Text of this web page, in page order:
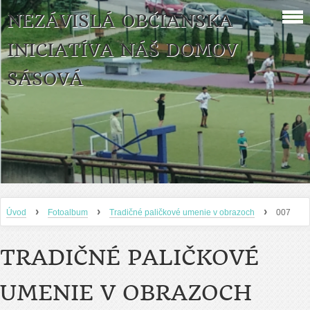
NEZÁVISLÁ OBČIANSKA
INICIATÍVA NÁŠ DOMOV
SÁSOVÁ
Úvod › Fotoalbum › Tradičné paličkové umenie v obrazoch › 007
TRADIČNÉ PALIČKOVÉ
UMENIE V OBRAZOCH